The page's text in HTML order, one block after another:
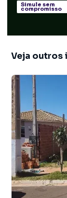
Simule sem
compromisso
Veja outros